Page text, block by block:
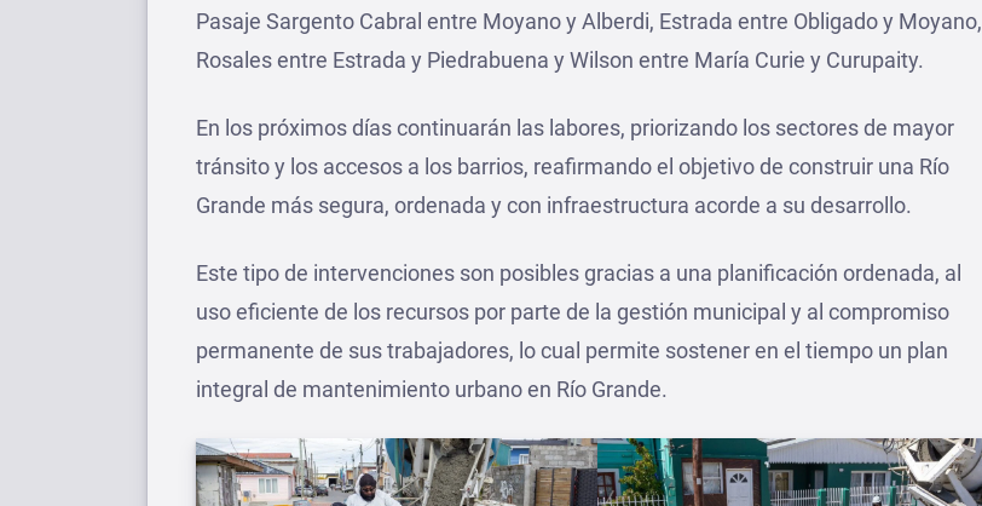
Pasaje Sargento Cabral entre Moyano y Alberdi, Estrada entre Obligado y Moyano,
Rosales entre Estrada y Piedrabuena y Wilson entre María Curie y Curupaity.
En los próximos días continuarán las labores, priorizando los sectores de mayor
tránsito y los accesos a los barrios, reafirmando el objetivo de construir una Río
Grande más segura, ordenada y con infraestructura acorde a su desarrollo.
Este tipo de intervenciones son posibles gracias a una planificación ordenada, al
uso eficiente de los recursos por parte de la gestión municipal y al compromiso
permanente de sus trabajadores, lo cual permite sostener en el tiempo un plan
integral de mantenimiento urbano en Río Grande.